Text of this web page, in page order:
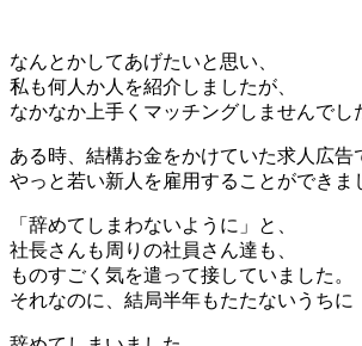
なんとかしてあげたいと思い、
私も何人か人を紹介しましたが、
なかなか上手くマッチングしませんでし
ある時、結構お金をかけていた求人広告
やっと若い新人を雇用することができま
「辞めてしまわないように」と、
社長さんも周りの社員さん達も、
ものすごく気を遣って接していました。
それなのに、結局半年もたたないうちに